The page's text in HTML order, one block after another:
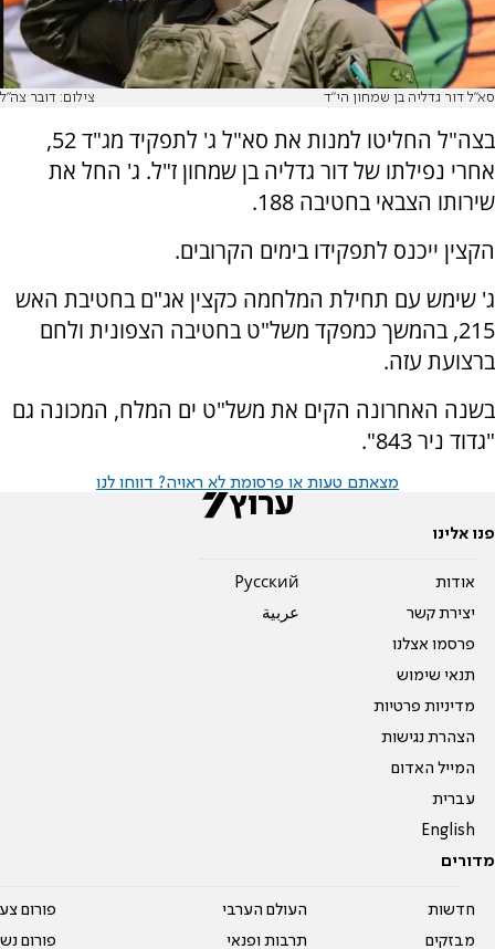
סא"ל דור גדליה בן שמחון הי"ד צילום: דובר צה"ל
בצה"ל החליטו למנות את סא"ל ג' לתפקיד מג"ד 52,
אחרי נפילתו של דור גדליה בן שמחון ז"ל. ג' החל את
שירותו הצבאי בחטיבה 188.
הקצין ייכנס לתפקידו בימים הקרובים.
ג' שימש עם תחילת המלחמה כקצין אג"ם בחטיבת האש
215, בהמשך כמפקד משל"ט בחטיבה הצפונית ולחם
ברצועת עזה.
בשנה האחרונה הקים את משל"ט ים המלח, המכונה גם
"גדוד ניר 843".
מצאתם טעות או פרסומת לא ראויה? דווחו לנו
פנו אלינו
אודות
יצירת קשר
פרסמו אצלנו
תנאי שימוש
מדיניות פרטיות
הצהרת נגישות
המייל האדום
עברית
English
Pусский
عربية
מדורים
חדשות
מבזקים
העולם הערבי
תרבות ופנאי
פורום
פורום